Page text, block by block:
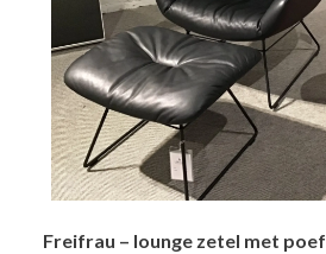
Freifrau – lounge zetel met poef